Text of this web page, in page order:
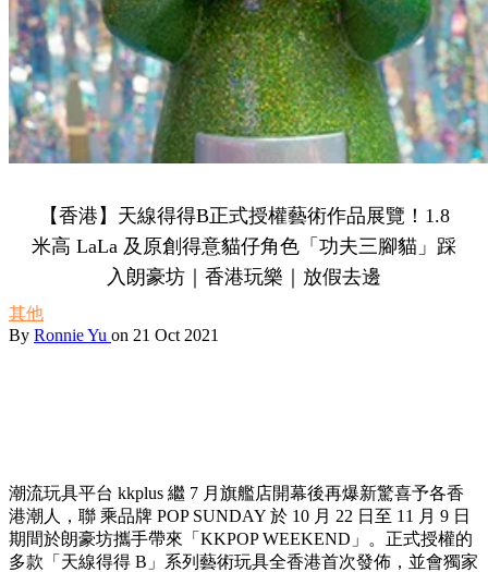
【香港】天線得得B正式授權藝術作品展覽！1.8
米高 LaLa 及原創得意貓仔角色「功夫三腳貓」踩
入朗豪坊｜香港玩樂｜放假去邊
其他
By Ronnie Yu on 21 Oct 2021
潮流玩具平台 kkplus 繼 7 月旗艦店開幕後再爆新驚喜予各香
港潮人，聯 乘品牌 POP SUNDAY 於 10 月 22 日至 11 月 9 日
期間於朗豪坊攜手帶來「KKPOP WEEKEND」。正式授權的
多款「天線得得 B」系列藝術玩具全香港首次發佈，並會獨家